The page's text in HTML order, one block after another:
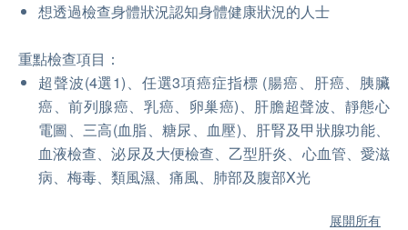
想透過檢查身體狀況認知身體健康狀況的人士
重點檢查項目：
超聲波(4選1)、任選3項癌症指標 (腸癌、肝癌、胰臟
癌、前列腺癌、乳癌、卵巢癌)、肝膽超聲波、靜態心
電圖、三高(血脂、糖尿、血壓)、肝腎及甲狀腺功能、
血液檢查、泌尿及大便檢查、乙型肝炎、心血管、愛滋
病、梅毒、類風濕、痛風、肺部及腹部X光
展開所有